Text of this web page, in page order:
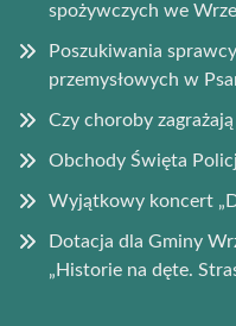
spożywczych we
Poszukiwania
przemysłowych w
Czy choroby
Obchody Święta
Wyjątkowy koncert
Dotacja dla Gminy
„Historie na dęte.